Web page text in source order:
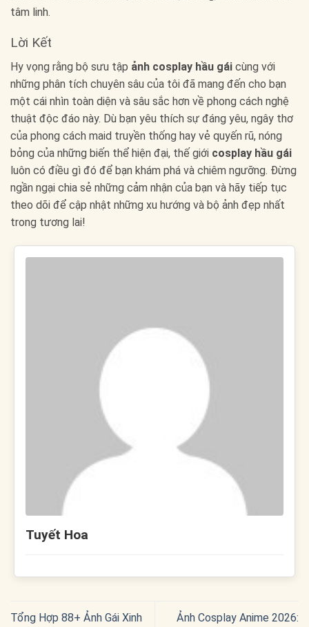
tâm linh.
Lời Kết
Hy vọng rằng bộ sưu tập ảnh cosplay hầu gái cùng với
những phân tích chuyên sâu của tôi đã mang đến cho bạn
một cái nhìn toàn diện và sâu sắc hơn về phong cách nghệ
thuật độc đáo này. Dù bạn yêu thích sự đáng yêu, ngây thơ
của phong cách maid truyền thống hay vẻ quyến rũ, nóng
bỏng của những biến thể hiện đại, thế giới cosplay hầu gái
luôn có điều gì đó để bạn khám phá và chiêm ngưỡng. Đừng
ngần ngại chia sẻ những cảm nhận của bạn và hãy tiếp tục
theo dõi để cập nhật những xu hướng và bộ ảnh đẹp nhất
trong tương lai!
Tuyết Hoa
Tổng Hợp 88+ Ảnh Gái Xinh
Ảnh Cosplay Anime 2026: